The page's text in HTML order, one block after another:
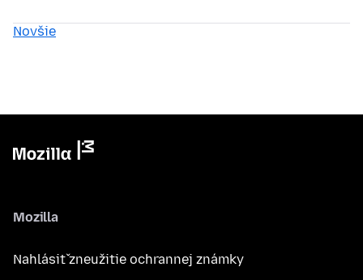
Novšie
Mozilla
Nahlásiť zneužitie ochrannej známky